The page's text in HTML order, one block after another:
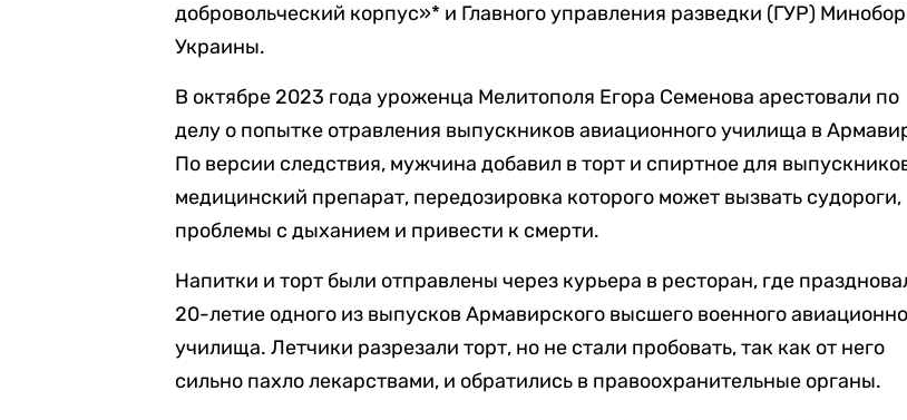
добровольческий корпус»* и Главного управления разведки (ГУР)
Украины.
В октябре 2023 года уроженца Мелитополя Егора Семенова арестовали по
делу о попытке отравления выпускников авиационного училища в
По версии следствия, мужчина добавил в торт и спиртное для
медицинский препарат, передозировка которого может вызвать судороги,
проблемы с дыханием и привести к смерти.
Напитки и торт были отправлены через курьера в ресторан, где
20-летие одного из выпусков Армавирского высшего военного
училища. Летчики разрезали торт, но не стали пробовать, так как от него
сильно пахло лекарствами, и обратились в правоохранительные органы.